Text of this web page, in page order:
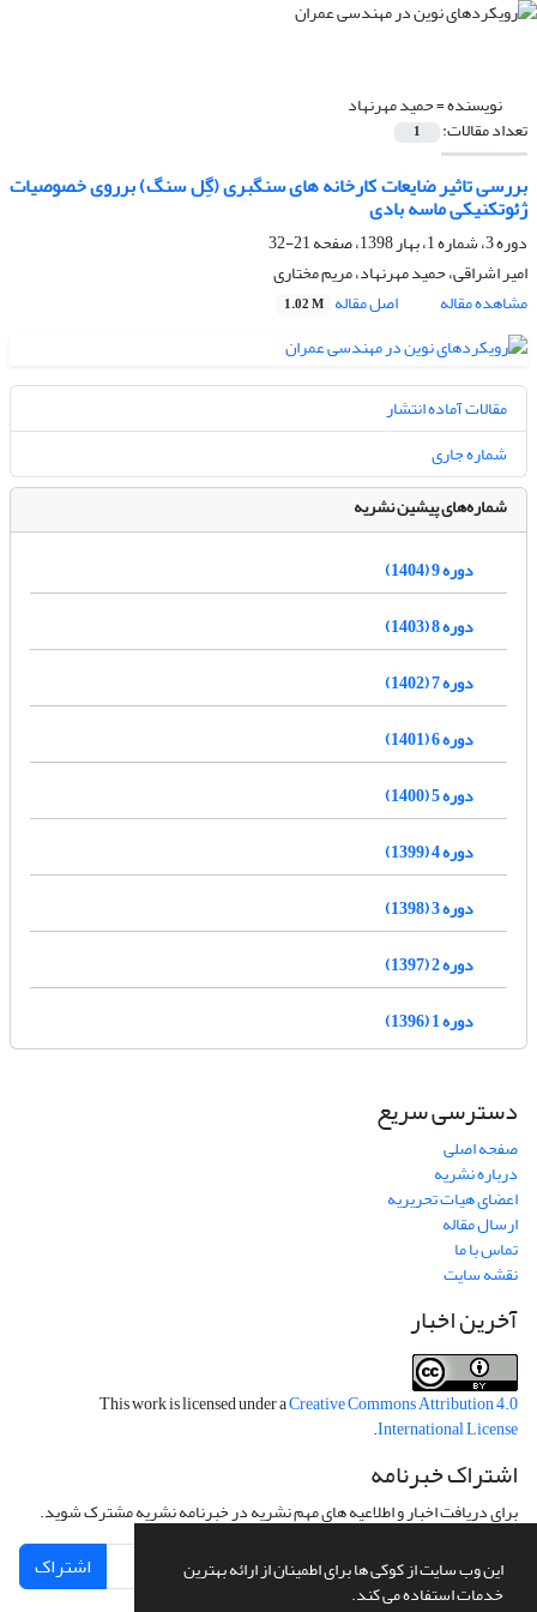
این وب سایت از کوکی ها برای اطمینان از ارائه بهترین
خدمات استفاده می کند.
نویسنده =حمید مهرنهاد
تعداد مقالات: 1
بررسی تاثیر ضایعات کارخانه های سنگبری (گِل سنگ) برروی خصوصیات
ژئوتکنیکی ماسه بادی
دوره 3، شماره 1، بهار 1398، صفحه
21-32
امیر اشراقی، حمید مهرنهاد، مریم مختاری
مشاهده مقاله
اصل مقاله 1.02 M
مقالات آماده انتشار
شماره جاری
شماره‌های پیشین نشریه
دوره 9 (1404)
دوره 8 (1403)
دوره 7 (1402)
دوره 6 (1401)
دوره 5 (1400)
دوره 4 (1399)
دوره 3 (1398)
دوره 2 (1397)
دوره 1 (1396)
دسترسی سریع
صفحه اصلی
درباره نشریه
اعضای هیات تحریریه
ارسال مقاله
تماس با ما
نقشه سایت
آخرین اخبار
This work is licensed under aCreative Commons Attribution 4.0
International License
.
اشتراک خبرنامه
برای دریافت اخبار و اطلاعیه های مهم نشریه در خبرنامه نشریه مشترک شوید.
اشتراک